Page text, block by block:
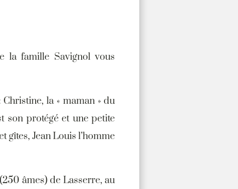
la famille Savignol vous
la « maman » du
son protégé et une petite
Jean Louis l’homme
âmes) de Lasserre, au